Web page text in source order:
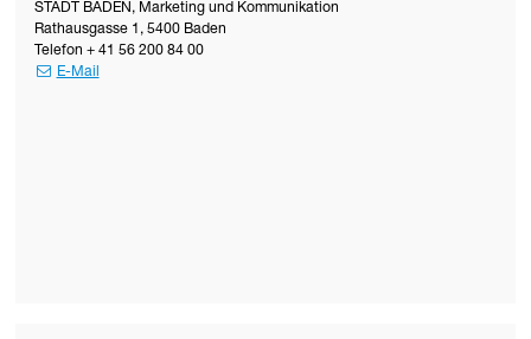
STADT BADEN, Marketing und Kommunikation
Rathausgasse 1 , 5400 Baden
Telefon + 41 56 200 84 00
E-Mail